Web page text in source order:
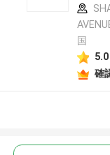
国
5.0
確